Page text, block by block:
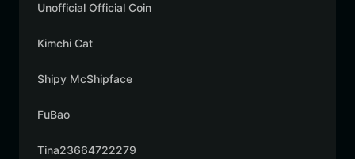
Unofficial Official Coin
Kimchi Cat
Shipy McShipface
FuBao
Tina23664722279